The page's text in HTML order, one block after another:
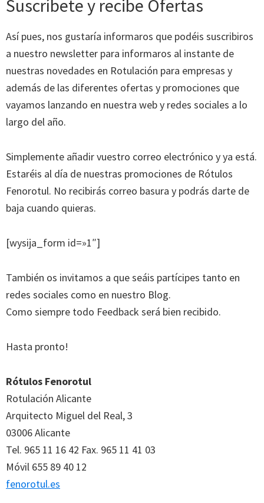
Suscríbete y recibe Ofertas
Así pues, nos gustaría informaros que podéis suscribiros
a nuestro newsletter para informaros al instante de
nuestras novedades en Rotulación para empresas y
además de las diferentes ofertas y promociones que
vayamos lanzando en nuestra web y redes sociales a lo
largo del año.
Simplemente añadir vuestro correo electrónico y ya está.
Estaréis al día de nuestras promociones de Rótulos
Fenorotul. No recibirás correo basura y podrás darte de
baja cuando quieras.
[wysija_form id=»1″]
También os invitamos a que seáis partícipes tanto en
redes sociales como en nuestro Blog.
Como siempre todo Feedback será bien recibido.
Hasta pronto!
Rótulos Fenorotul
Rotulación Alicante
Arquitecto Miguel del Real, 3
03006 Alicante
Tel. 965 11 16 42 Fax. 965 11 41 03
Móvil 655 89 40 12
fenorotul.es